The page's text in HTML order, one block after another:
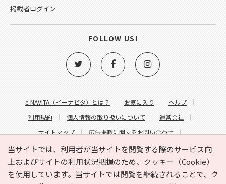
当サイトでは、利用者が当サイトを閲覧する際のサービス向
上およびサイトの利用状況把握のため、クッキー（Cookie）
を使用しています。当サイトでは閲覧を継続されることで、ク
e-NAVITA（イーナビタ）とは？ お気に入り
ヘルプ
利用規約
個人情報の取り扱いについて
運営会社
サイトマップ
広告掲載に関するお問い合わせ
サイトの内容に関するお問い合わせ
掲載者ログイン
FOLLOW US!